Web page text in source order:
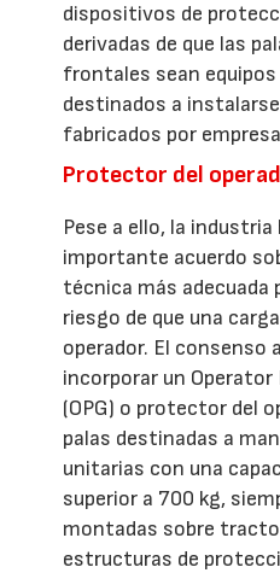
dispositivos de
derivadas de que las
frontales sean
destinados a
fabricados por
Protector del
Pese a ello, la
importante acuerdo
técnica más adecuada
riesgo de que una
operador. El consenso
incorporar un
(OPG) o protector del
palas destinadas a
unitarias con una
superior a 700 kg,
montadas sobre
estructuras de